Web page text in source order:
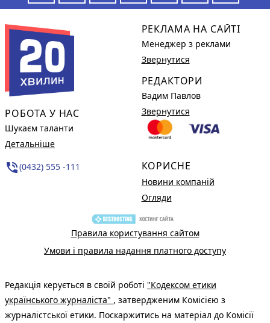
РОБОТА У НАС
Шукаєм таланти
Детальніше
phone_in_talk(0432) 555 -111
РЕКЛАМА НА САЙТІ
Менеджер з реклами
Звернутися
РЕДАКТОРИ
Вадим Павлов
Звернутися
КОРИСНЕ
Новини компаній
Огляди
Правила користування сайтом
Умови і правила надання платного доступу
Редакція керується в своїй роботі "Кодексом етики
українського журналіста" , затвердженим Комісією з
журналістської етики. Поскаржитись на матеріал до Комісії